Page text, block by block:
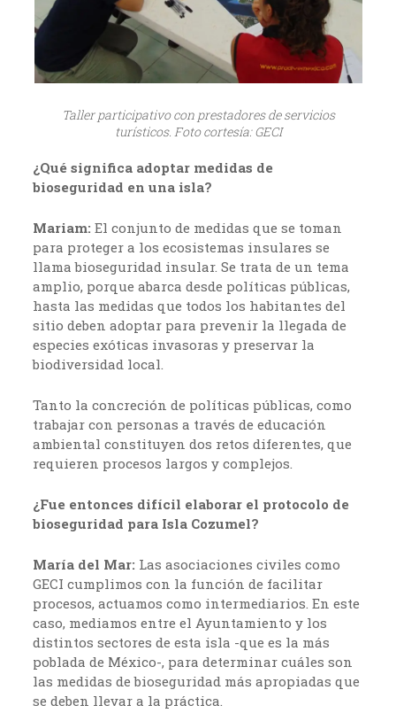
Taller participativo con prestadores de servicios
turísticos. Foto cortesía: GECI
¿Qué significa adoptar medidas de
bioseguridad en una isla?
Mariam: El conjunto de medidas que se toman
para proteger a los ecosistemas insulares se
llama bioseguridad insular. Se trata de un tema
amplio, porque abarca desde políticas públicas,
hasta las medidas que todos los habitantes del
sitio deben adoptar para prevenir la llegada de
especies exóticas invasoras y preservar la
biodiversidad local.
Tanto la concreción de políticas públicas, como
trabajar con personas a través de educación
ambiental constituyen dos retos diferentes, que
requieren procesos largos y complejos.
¿Fue entonces difícil elaborar el protocolo de
bioseguridad para Isla Cozumel?
María del Mar: Las asociaciones civiles como
GECI cumplimos con la función de facilitar
procesos, actuamos como intermediarios. En este
caso, mediamos entre el Ayuntamiento y los
distintos sectores de esta isla -que es la más
poblada de México-, para determinar cuáles son
las medidas de bioseguridad más apropiadas que
se deben llevar a la práctica.